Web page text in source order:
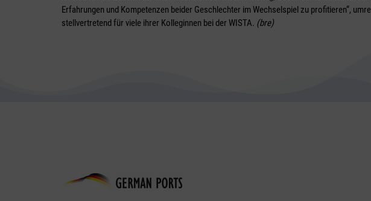
Erfahrungen und Kompetenzen beider Geschlechter im Wechselspiel zu profitieren“,
stellvertretend für viele ihrer Kolleginnen bei der WISTA. (bre)